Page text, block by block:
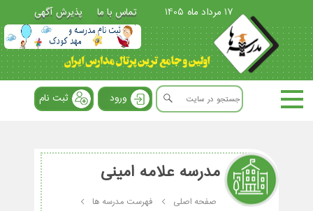
17 مرداد ماه 1405 تماس با ما پذیرش آگهی
ورود ثبت نام
مدرسه علامه امینی
صفحه اصلی
فهرست مدرسه ها